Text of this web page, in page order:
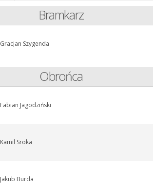
Bramkarz
Gracjan Szygenda
Obrońca
Fabian Jagodziński
Kamil Sroka
Jakub Burda